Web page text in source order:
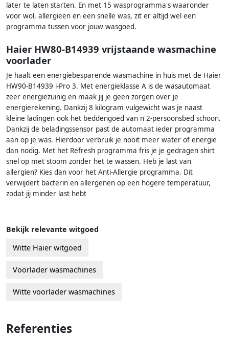
later te laten starten. En met 15 wasprogramma's waaronder
voor wol, allergieën en een snelle was, zit er altijd wel een
programma tussen voor jouw wasgoed.
Haier HW80-B14939 vrijstaande wasmachine
voorlader
Je haalt een energiebesparende wasmachine in huis met de Haier
HW90-B14939 i-Pro 3. Met energieklasse A is de wasautomaat
zeer energiezuinig en maak jij je geen zorgen over je
energierekening. Dankzij 8 kilogram vulgewicht was je naast
kleine ladingen ook het beddengoed van n 2-persoonsbed schoon.
Dankzij de beladingssensor past de automaat ieder programma
aan op je was. Hierdoor verbruik je nooit meer water of energie
dan nodig. Met het Refresh programma fris je je gedragen shirt
snel op met stoom zonder het te wassen. Heb je last van
allergien? Kies dan voor het Anti-Allergie programma. Dit
verwijdert bacterin en allergenen op een hogere temperatuur,
zodat jij minder last hebt
Bekijk relevante witgoed
Witte Haier witgoed
Voorlader wasmachines
Witte voorlader wasmachines
Referenties